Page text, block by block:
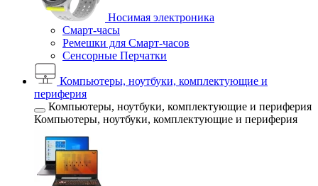
Носимая электроника
Смарт-часы
Ремешки для Смарт-часов
Сенсорные Перчатки
Компьютеры, ноутбуки, комплектующие и
периферия
Компьютеры, ноутбуки, комплектующие и периферия
Компьютеры, ноутбуки, комплектующие и периферия